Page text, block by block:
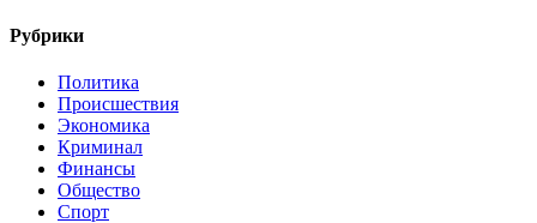
Рубрики
Политика
Происшествия
Экономика
Криминал
Финансы
Общество
Спорт